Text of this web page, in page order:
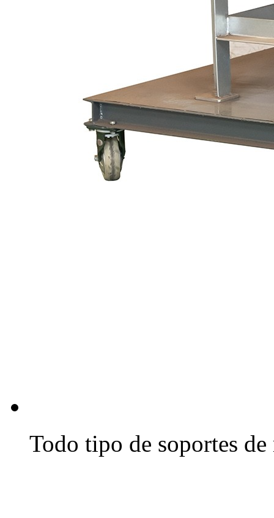
Todo tipo de soportes